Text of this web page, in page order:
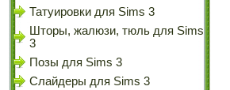
Татуировки для Sims 3
Шторы, жалюзи, тюль для Sims
3
Позы для Sims 3
Слайдеры для Sims 3